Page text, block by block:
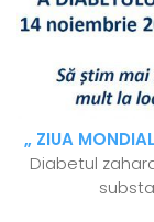
„ ZIUA
Diabetul